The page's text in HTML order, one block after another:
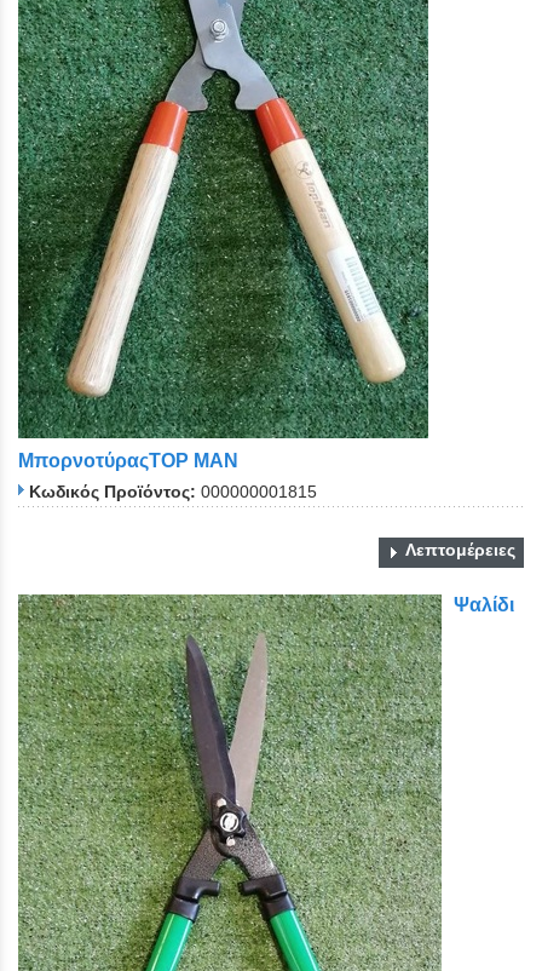
ΜπορνοτύραςTOP MAN
Κωδικός Προϊόντος: 000000001815
Λεπτομέρειες
Ψαλίδι